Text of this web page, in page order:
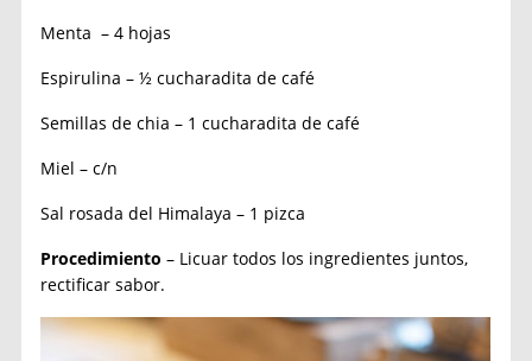
Menta – 4 hojas
Espirulina – ½ cucharadita de café
Semillas de chia – 1 cucharadita de café
Miel – c/n
Sal rosada del Himalaya – 1 pizca
Procedimiento– Licuar todos los ingredientes juntos,
rectificar sabor.